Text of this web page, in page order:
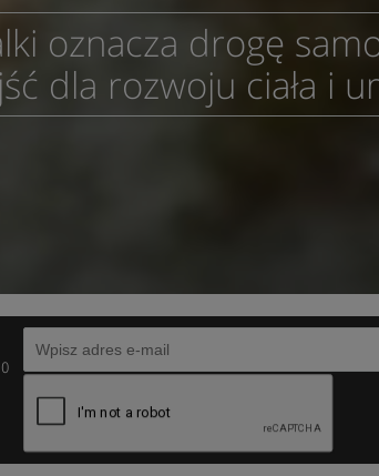
oznacza drogę
dla rozwoju ciała i